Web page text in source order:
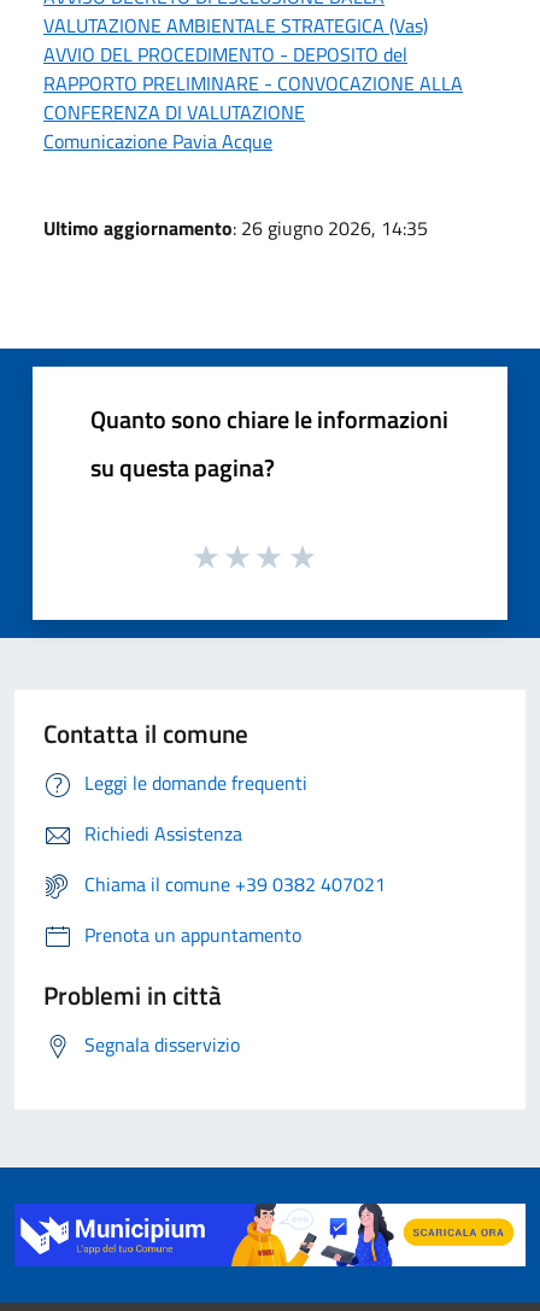
VALUTAZIONE AMBIENTALE STRATEGICA (Vas)
AVVIO DEL PROCEDIMENTO - DEPOSITO del
RAPPORTO PRELIMINARE - CONVOCAZIONE ALLA
CONFERENZA DI VALUTAZIONE
Comunicazione Pavia Acque
Ultimo aggiornamento: 26 giugno 2026, 14:35
Quanto sono chiare le informazioni
su questa pagina?
Contatta il comune
Leggi le domande frequenti
Richiedi Assistenza
Chiama il comune +39 0382 407021
Prenota un appuntamento
Problemi in città
Segnala disservizio